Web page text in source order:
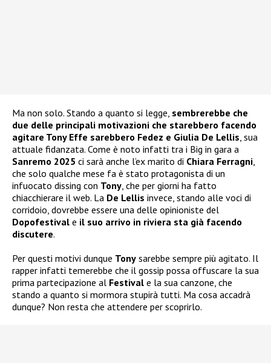
Ma non solo. Stando a quanto si legge, sembrerebbe che
due delle principali motivazioni che starebbero facendo
agitare Tony Effe sarebbero Fedez e Giulia De Lellis, sua
attuale fidanzata. Come è noto infatti tra i Big in gara a
Sanremo 2025 ci sarà anche l’ex marito di Chiara Ferragni,
che solo qualche mese fa è stato protagonista di un
infuocato dissing con Tony, che per giorni ha fatto
chiacchierare il web. La De Lellis invece, stando alle voci di
corridoio, dovrebbe essere una delle opinioniste del
Dopofestival e il suo arrivo in riviera sta già facendo
discutere.
Per questi motivi dunque Tony sarebbe sempre più agitato. Il
rapper infatti temerebbe che il gossip possa offuscare la sua
prima partecipazione al Festival e la sua canzone, che
stando a quanto si mormora stupirà tutti. Ma cosa accadrà
dunque? Non resta che attendere per scoprirlo.